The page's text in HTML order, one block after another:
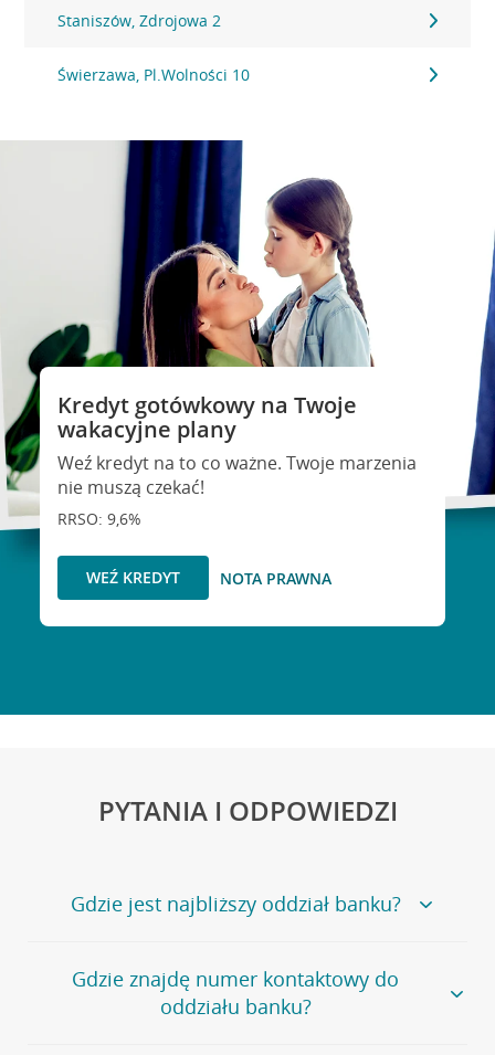
Staniszów, Zdrojowa 2
Świerzawa, Pl.Wolności 10
Kredyt gotówkowy na Twoje
wakacyjne plany
Weź kredyt na to co ważne. Twoje marzenia
nie muszą czekać!
RRSO: 9,6%
WEŹ KREDYT NOTA PRAWNA
PYTANIA I ODPOWIEDZI
Gdzie jest najbliższy oddział banku?
Jeśli szukasz oddziału naszego banku, zapraszamy na
stronęPlacówki i bankomaty, na której znajduje się
wygodna wyszukiwarka.
Gdzie znajdę numer kontaktowy do
oddziału banku?